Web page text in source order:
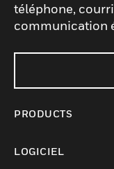
téléphone,
communication
PRODUCTS
LOGICIEL